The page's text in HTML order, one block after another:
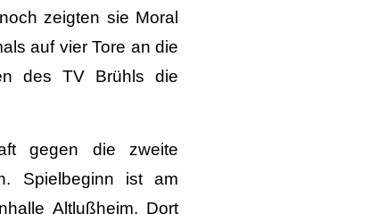
zeigten sie Moral
auf vier Tore an die
des TV Brühls die
gegen die zweite
Spielbeginn ist am
Altlußheim. Dort